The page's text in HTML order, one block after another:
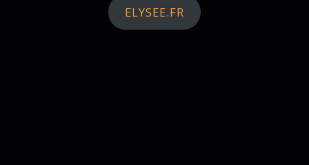
ELYSEE.FR